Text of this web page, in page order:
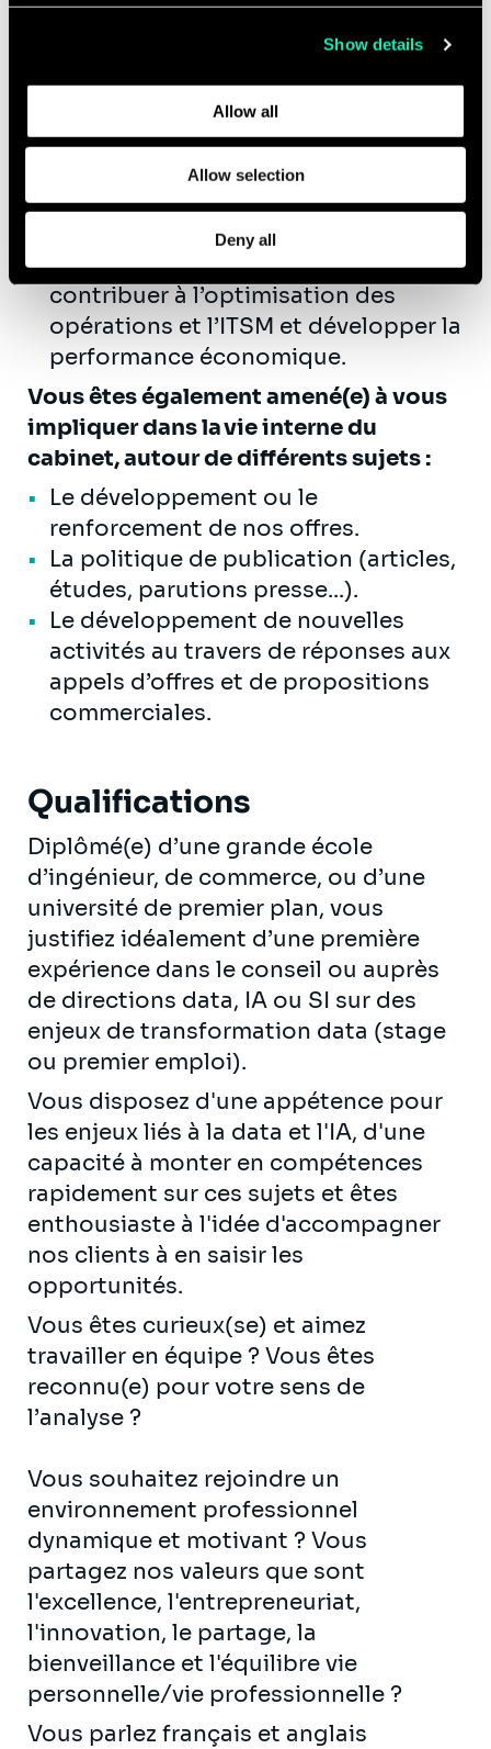
collected from your use of their services.
and how we process personal data in ourPrivacy Policy.
Show details
Allow all
Allow selection
Deny all
moyens pour améliorer la
performance opérationnelle (AI for
Dev, AI for Ops, DevSecOps…),
définir l’architecture et piloter
l’innovation technologique,
accompagner les transformations
cloud et plateformes (stratégie
cloud et IA, FInOps et GreenOps…),
contribuer à l’optimisation des
opérations et l’ITSM et développer la
performance économique.
Vous êtes également amené(e) à vous
impliquer dans la vie interne du
cabinet, autour de différents sujets :
Le développement ou le
renforcement de nos offres.
La politique de publication (articles,
études, parutions presse...).
Le développement de nouvelles
activités au travers de réponses aux
appels d’offres et de propositions
commerciales.
Qualifications
Diplômé(e) d’une grande école
d’ingénieur, de commerce, ou d’une
université de premier plan, vous
justifiez idéalement d’une première
expérience dans le conseil ou auprès
de directions data, IA ou SI sur des
enjeux de transformation data (stage
ou premier emploi).
Vous disposez d'une appétence pour
les enjeux liés à la data et l'IA, d'une
capacité à monter en compétences
rapidement sur ces sujets et êtes
enthousiaste à l'idée d'accompagner
nos clients à en saisir les
opportunités.
Vous êtes curieux(se) et aimez
travailler en équipe ? Vous êtes
reconnu(e) pour votre sens de
l’analyse ?
Vous souhaitez rejoindre un
environnement professionnel
dynamique et motivant ? Vous
partagez nos valeurs que sont
l'excellence, l'entrepreneuriat,
l'innovation, le partage, la
bienveillance et l'équilibre vie
personnelle/vie professionnelle ?
Vous parlez français et anglais